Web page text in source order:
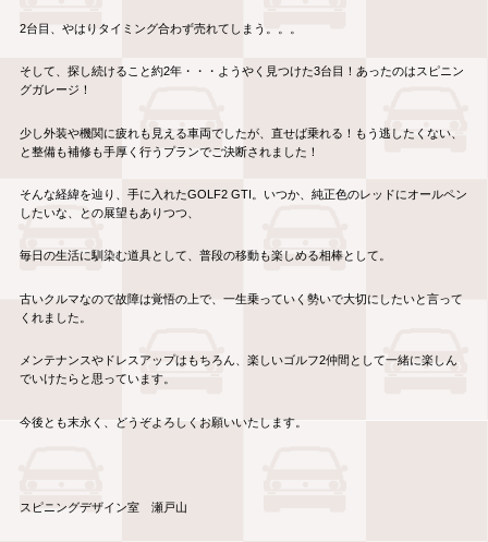
2台目、やはりタイミング合わず売れてしまう。。。
そして、探し続けること約2年・・・ようやく見つけた3台目！あったのはスピニン
グガレージ！
少し外装や機関に疲れも見える車両でしたが、直せば乗れる！もう逃したくない、
と整備も補修も手厚く行うプランでご決断されました！
そんな経緯を辿り、手に入れたGOLF2 GTI。いつか、純正色のレッドにオールペン
したいな、との展望もありつつ、
毎日の生活に馴染む道具として、普段の移動も楽しめる相棒として。
古いクルマなので故障は覚悟の上で、一生乗っていく勢いで大切にしたいと言って
くれました。
メンテナンスやドレスアップはもちろん、楽しいゴルフ2仲間として一緒に楽しん
でいけたらと思っています。
今後とも末永く、どうぞよろしくお願いいたします。
スピニングデザイン室 瀬戸山